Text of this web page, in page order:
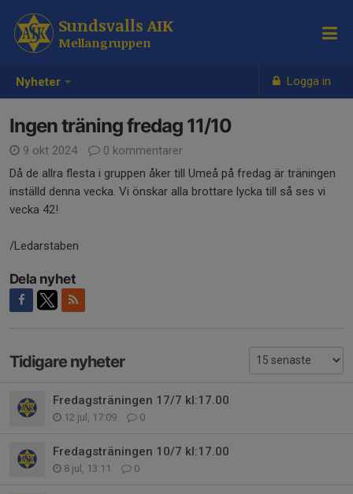
Nyheter Logga in
Sundsvalls AIK
Mellangruppen
Ingen träning fredag 11/10
9 okt 2024
0 kommentarer
Då de allra flesta i gruppen åker till Umeå på fredag är träningen
inställd denna vecka. Vi önskar alla brottare lycka till så ses vi
vecka 42!
/Ledarstaben
Dela nyhet
Tidigare nyheter
Fredagsträningen 17/7 kl:17.00
12 jul, 17:09 0
Fredagsträningen 10/7 kl:17.00
8 jul, 13:11 0